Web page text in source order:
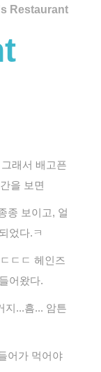
Restaurant
래서 배고픈
을 보면
종 보이고, 얼
었다.ㅋ
ㄷㄷ 헤인즈
어왔다.
지...흠... 암튼
어가 먹어야